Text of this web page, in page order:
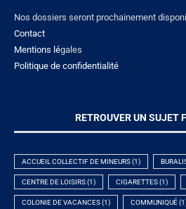
Nos dossiers seront prochainement
Contact
Mentions légales
Politique de confidentialité
RETROUVER UN SUJET
ACCUEIL COLLECTIF DE MINEURS(1)
CENTRE DE LOISIRS(1) CIGARETTES(1)
COLONIE DE VACANCES(1) COMMUNIQUÉ